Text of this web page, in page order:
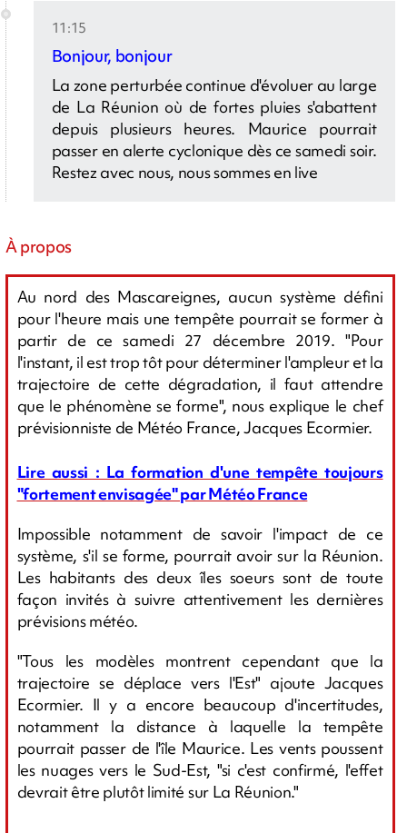
11:15
Bonjour, bonjour
La zone perturbée continue d'évoluer au large
de La Réunion où de fortes pluies s'abattent
depuis plusieurs heures. Maurice pourrait
passer en alerte cyclonique dès ce samedi soir.
Restez avec nous, nous sommes en live
À propos
Au nord des Mascareignes, aucun système défini
pour l'heure mais une tempête pourrait se former à
partir de ce samedi 27 décembre 2019. "Pour
l'instant, il est trop tôt pour déterminer l'ampleur et la
trajectoire de cette dégradation, il faut attendre
que le phénomène se forme", nous explique le chef
prévisionniste de Météo France, Jacques Ecormier.
Lire aussi : La formation d'une tempête toujours
"fortement envisagée" par Météo France
Impossible notamment de savoir l'impact de ce
système, s'il se forme, pourrait avoir sur la Réunion.
Les habitants des deux îles soeurs sont de toute
façon invités à suivre attentivement les dernières
prévisions météo.
"Tous les modèles montrent cependant que la
trajectoire se déplace vers l'Est" ajoute Jacques
Ecormier. Il y a encore beaucoup d'incertitudes,
notamment la distance à laquelle la tempête
pourrait passer de l'île Maurice. Les vents poussent
les nuages vers le Sud-Est, "si c'est confirmé, l'effet
devrait être plutôt limité sur La Réunion."